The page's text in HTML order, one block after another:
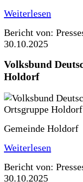
Weiterlesen
Bericht von:
30.10.2025
Volksbund
Holdorf
Gemeinde Holdorf
Weiterlesen
Bericht von:
30.10.2025